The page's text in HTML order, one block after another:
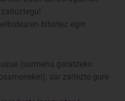
bitartez egin
(sormena garatzeko
sar zaitezte gure